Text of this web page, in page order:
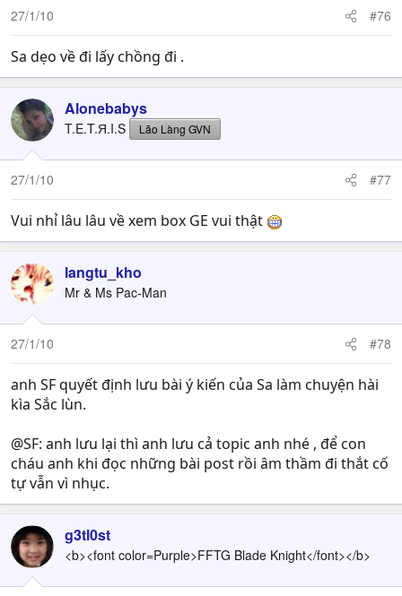
27/1/10 #76
Sa dẹo về đi lấy chồng đi .
Alonebabys
T.E.T.Я.I.S Lão Làng GVN
27/1/10 #77
Vui nhỉ lâu lâu về xem box GE vui thật
langtu_kho
Mr & Ms Pac-Man
27/1/10 #78
anh SF quyết định lưu bài ý kiến của Sa làm chuyện hài
kìa Sắc lùn.
@SF: anh lưu lại thì anh lưu cả topic anh nhé , để con
cháu anh khi đọc những bài post rồi âm thầm đi thắt cố
tự vẫn vì nhục.
g3tl0st
<b><font color=Purple>FFTG Blade Knight</font></b>